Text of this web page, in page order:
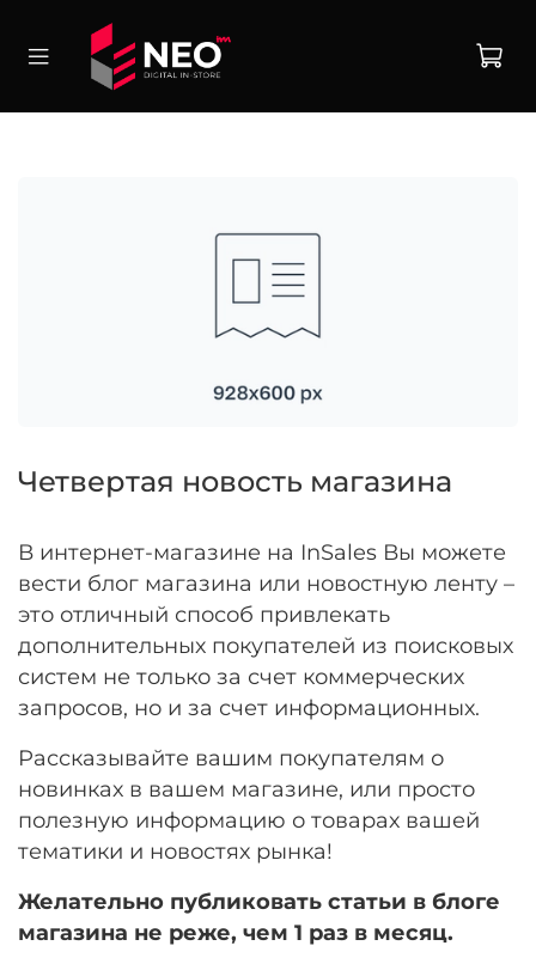
Четвертая новость магазина
В интернет-магазине на InSales Вы можете
вести блог магазина или новостную ленту –
это отличный способ привлекать
дополнительных покупателей из поисковых
систем не только за счет коммерческих
запросов, но и за счет информационных.
Рассказывайте вашим покупателям о
новинках в вашем магазине, или просто
полезную информацию о товарах вашей
тематики и новостях рынка!
Желательно публиковать статьи в блоге
магазина не реже, чем 1 раз в месяц.